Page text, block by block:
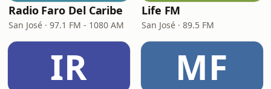
Radio Faro Del Caribe
San José · 97.1 FM - 1080 AM
Life FM
San José · 89.5 FM
IR MF